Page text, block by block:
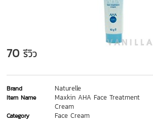
70 รีวิว
Brand Naturelle
Item Name
Maxkin AHA Face Treatment
Cream
Category Face Cream